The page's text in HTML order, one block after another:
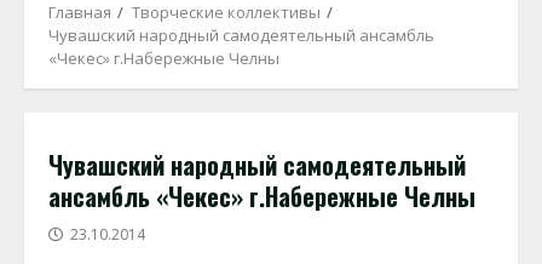
Главная
Творческие коллективы
Чувашский народный самодеятельный ансамбль
«Чекес» г.Набережные Челны
Чувашский народный самодеятельный
ансамбль «Чекес» г.Набережные Челны
23.10.2014